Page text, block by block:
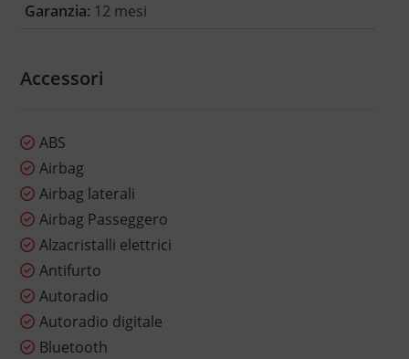
Garanzia: 12 mesi
Accessori
ABS
Airbag
Airbag laterali
Airbag Passeggero
Alzacristalli elettrici
Antifurto
Autoradio
Autoradio digitale
Bluetooth